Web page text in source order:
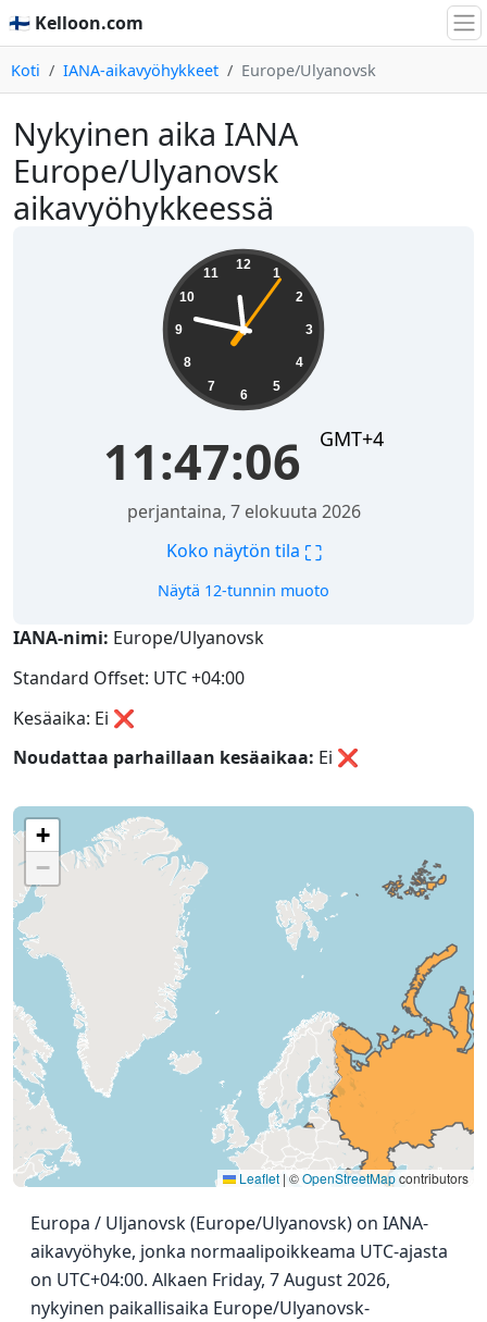
🇫🇮 Kelloon.com
Koti IANA-aikavyöhykkeet Europe/Ulyanovsk
Nykyinen aika IANA
Europe/Ulyanovsk
aikavyöhykkeessä
12
1
2
3
4
5
6
7
8
9
10
11
11:47:06 GMT+4
perjantaina, 7 elokuuta 2026
Koko näytön tila ⛶
Näytä 12-tunnin muoto
IANA-nimi: Europe/Ulyanovsk
Standard Offset: UTC +04:00
Kesäaika: Ei ❌
Noudattaa parhaillaan kesäaikaa: Ei ❌
+
−
Leaflet | ©OpenStreetMapcontributors
Europa / Uljanovsk (Europe/Ulyanovsk) on IANA-
aikavyöhyke, jonka normaalipoikkeama UTC-ajasta
on UTC+04:00. Alkaen Friday, 7 August 2026,
nykyinen paikallisaika Europe/Ulyanovsk-